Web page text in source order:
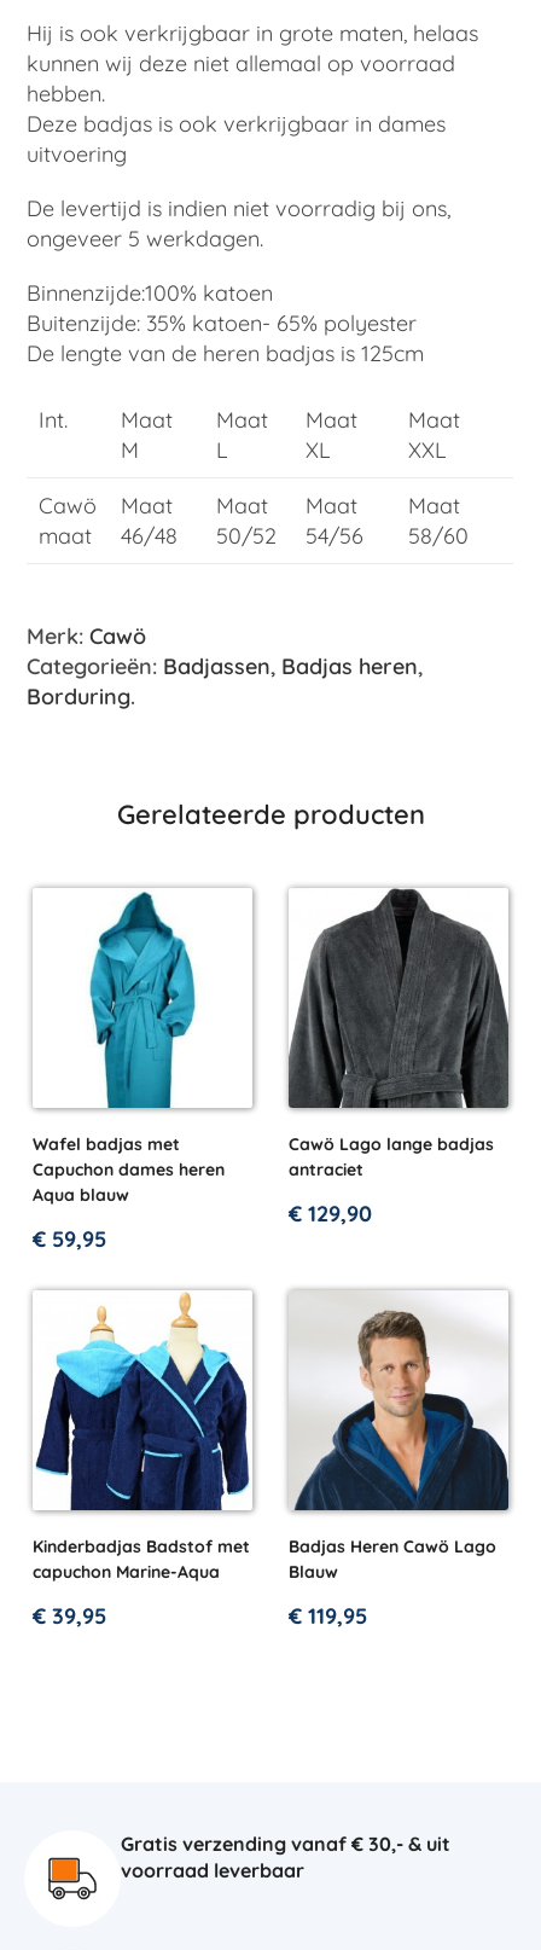
Hij is ook verkrijgbaar in grote maten, helaas
kunnen wij deze niet allemaal op voorraad
hebben.
Deze badjas is ook verkrijgbaar in dames
uitvoering
De levertijd is indien niet voorradig bij ons,
ongeveer 5 werkdagen.
Binnenzijde:100% katoen
Buitenzijde: 35% katoen- 65% polyester
De lengte van de heren badjas is 125cm
Int.
Maat
M
Maat
L
Maat
XL
Maat
XXL
Cawö
maat
Maat
46/48
Maat
50/52
Maat
54/56
Maat
58/60
Merk:Cawö
Categorieën: Badjassen, Badjas heren,
Borduring.
Gerelateerde producten
Wafel badjas met
Capuchon dames heren
Aqua blauw
€ 59,95
Cawö Lago lange badjas
antraciet
€ 129,90
Kinderbadjas Badstof met
capuchon Marine-Aqua
€ 39,95
Badjas Heren Cawö Lago
Blauw
€ 119,95
Gratis verzending vanaf € 30,- & uit
voorraad leverbaar